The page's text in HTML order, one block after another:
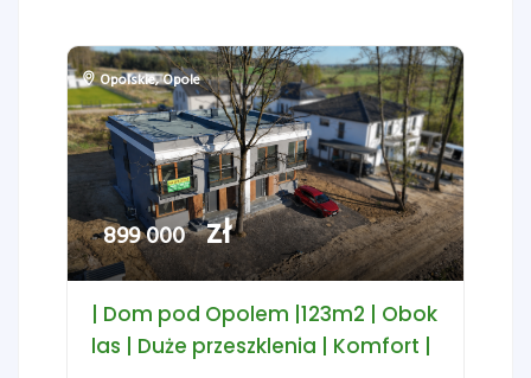
Opolskie,Opole
899 000 zł
| Dom pod Opolem |123m2 | Obok
las | Duże przeszklenia | Komfort |